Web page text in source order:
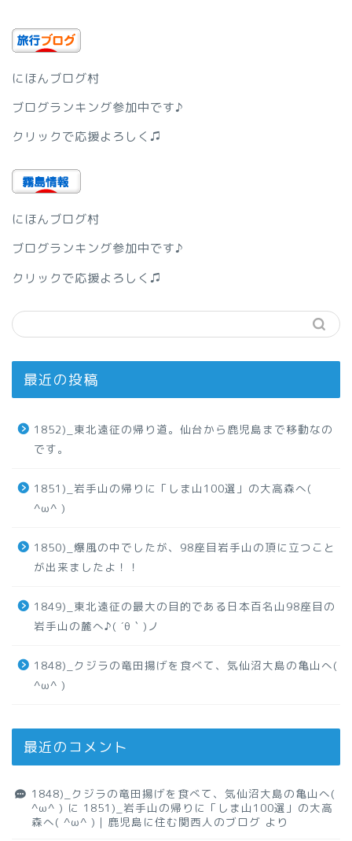
にほんブログ村
ブログランキング参加中です♪
クリックで応援よろしく♫
にほんブログ村
ブログランキング参加中です♪
クリックで応援よろしく♫
最近の投稿
1852)_東北遠征の帰り道。仙台から鹿児島まで移動なの
です。
1851)_岩手山の帰りに「しま山100選」の大高森へ(
^ω^ )
1850)_爆風の中でしたが、98座目岩手山の頂に立つこと
が出来ましたよ！！
1849)_東北遠征の最大の目的である日本百名山98座目の
岩手山の麓へ♪( ´θ｀)ノ
1848)_クジラの竜田揚げを食べて、気仙沼大島の亀山へ(
^ω^ )
最近のコメント
1848)_クジラの竜田揚げを食べて、気仙沼大島の亀山へ(
^ω^ ) に 1851)_岩手山の帰りに「しま山100選」の大高
森へ( ^ω^ )｜鹿児島に住む関西人のブログ より